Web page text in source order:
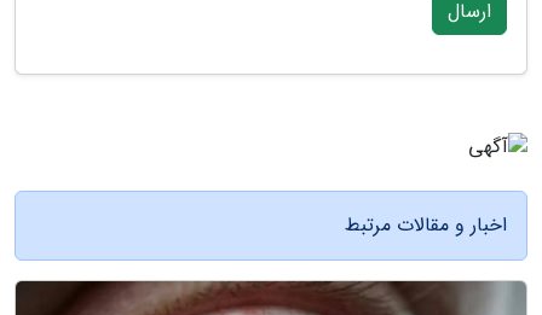
ارسال
اخبار و مقالات مرتبط